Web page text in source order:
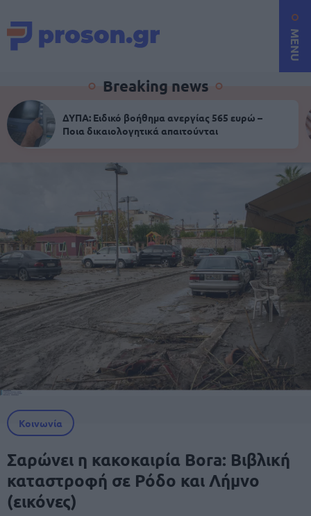
MENU
Breaking news
ΔΥΠΑ: Ειδικό βοήθημα ανεργίας 565 ευρώ –
Ποια δικαιολογητικά απαιτούνται
Κοινωνία
Σαρώνει η κακοκαιρία Bora: Βιβλική
καταστροφή σε Ρόδο και Λήμνο
(εικόνες)